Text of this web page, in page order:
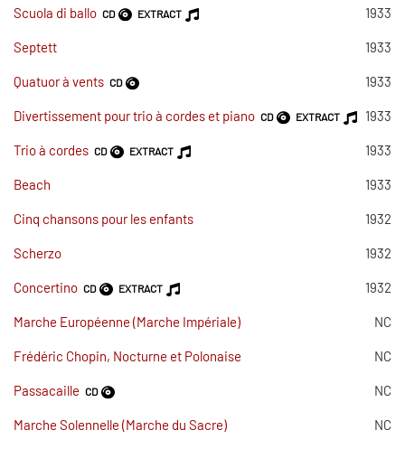
Scuola di ballo CD EXTRACT 1933
Septett 1933
Quatuor à vents CD 1933
Divertissement pour trio à cordes et piano CD EXTRACT 1933
Trio à cordes CD EXTRACT 1933
Beach 1933
Cinq chansons pour les enfants 1932
Scherzo 1932
Concertino CD EXTRACT 1932
Marche Européenne (Marche Impériale) NC
Frédéric Chopin, Nocturne et Polonaise NC
Passacaille CD NC
Marche Solennelle (Marche du Sacre) NC